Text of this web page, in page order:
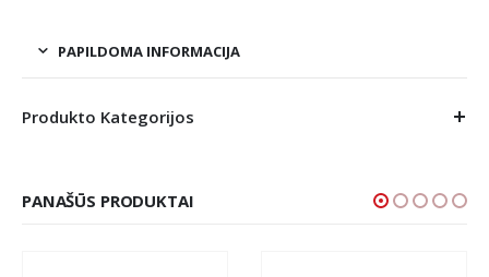
PAPILDOMA INFORMACIJA
Produkto Kategorijos
PANAŠŪS PRODUKTAI